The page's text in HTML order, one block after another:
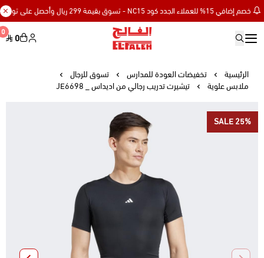
خصم إضافي 15% للعملاء الجدد كود NC15 - تسوق بقيمة 299 ريال وأحصل على توصيل مجاني
0 0
الرئيسية تخفيضات العودة للمدارس
تسوق للرجال
ملابس علوية
تيشيرت تدريب رجالي من اديداس _ JE6698
SALE 25%